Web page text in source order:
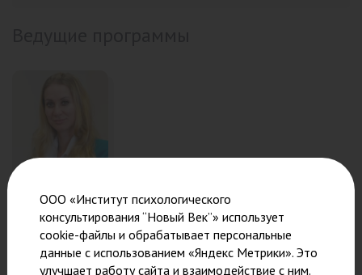
Щербакова
ООО «Институт психологического
консультирования “Новый Век”» использует
cookie-файлы и обрабатывает персональные
данные с использованием «Яндекс Метрики». Это
улучшает работу сайта и взаимодействие с ним.